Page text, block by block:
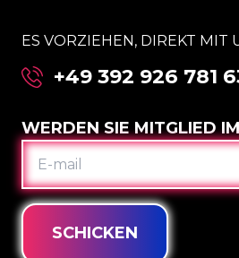
ES VORZIEHEN, DIREKT MIT
+49 392 926 781
WERDEN SIE MITGLIED
E-
MAIL
SCHICKEN